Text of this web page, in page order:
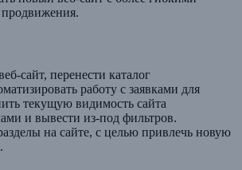
сайт, перенести каталог
работу с заявками для
текущую видимость сайта
и вывести из-под фильтров.
на сайте, с целью привлечь новую